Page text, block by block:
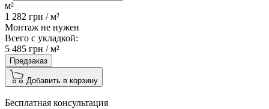
м²
1 282 грн /м²
Монтаж не нужен
Всего с укладкой:
5 485 грн /м²
Предзаказ
Добавить в корзину
Бесплатная консультация